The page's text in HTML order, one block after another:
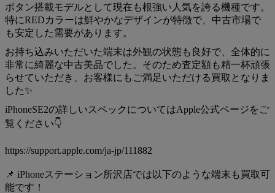
ボタン搭載モデルとして現在も根強い人気を誇る機種です。
特にREDカラーは鮮やかなデザインが特徴で、中古市場で
も安定した需要があります。
お持ち込みいただいた端末は外観の状態も良好で、全体的に
非常に綺麗な中古美品でした。そのため査定額も精一杯頑張
らせていただき、お客様にもご満足いただける買取となりま
した✨
iPhoneSE2の詳しいスペックについてはApple公式ページをご
覧ください👇
https://support.apple.com/ja-jp/111882
📌 iPhoneステーション所沢店では以下のような端末も買取可
能です！